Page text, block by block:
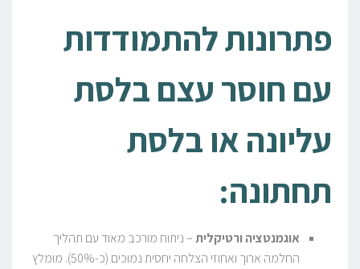
פתרונות להתמודדות
עם חוסר עצם בלסת
עליונה או בלסת
תחתונה:
אוגמנטציה ורטיקלית– ניתוח מורכב מאוד עם תהליך
החלמה ארוך ואחוזי הצלחה יחסית נמוכים (כ-50%). מומלץ